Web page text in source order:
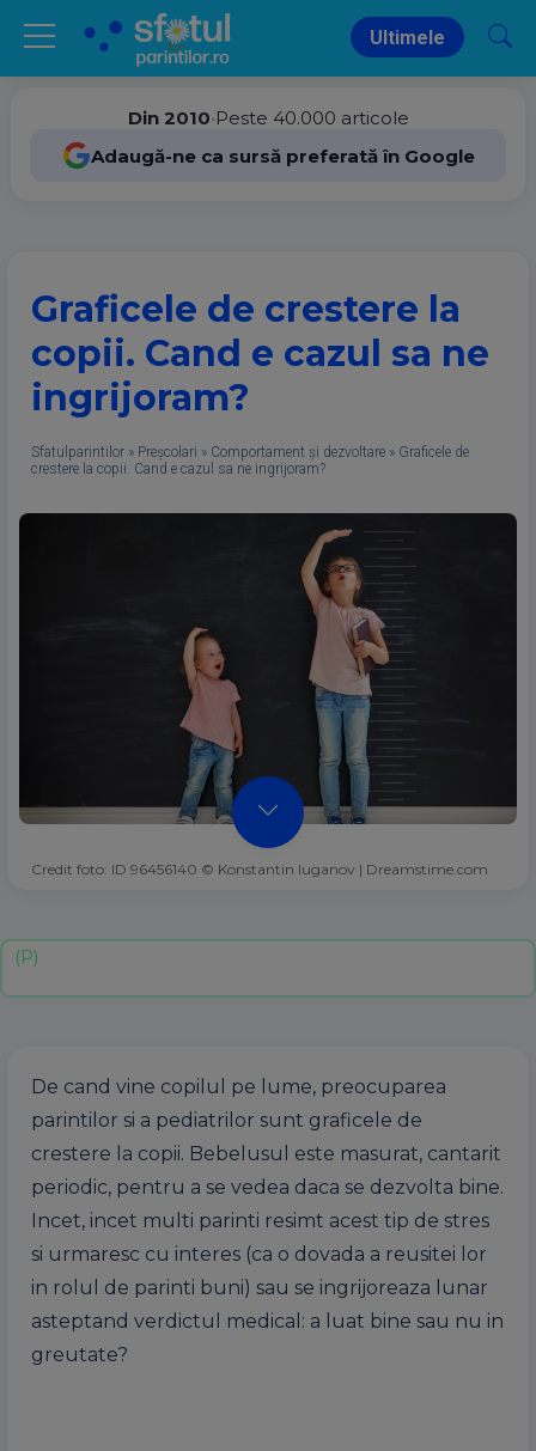
Ultimele
Din 2010•Peste 40.000 articole
Adaugă-ne ca sursă preferată în Google
Graficele de crestere la
copii. Cand e cazul sa ne
ingrijoram?
Sfatulparintilor » Preșcolari » Comportament și dezvoltare » Graficele de
crestere la copii. Cand e cazul sa ne ingrijoram?
Credit foto: ID 96456140 © Konstantin Iuganov | Dreamstime.com
De cand vine copilul pe lume, preocuparea
parintilor si a pediatrilor sunt graficele de
crestere la copii. Bebelusul este masurat, cantarit
periodic, pentru a se vedea daca se dezvolta bine.
Incet, incet multi parinti resimt acest tip de stres
si urmaresc cu interes (ca o dovada a reusitei lor
in rolul de parinti buni) sau se ingrijoreaza lunar
asteptand verdictul medical: a luat bine sau nu in
greutate?